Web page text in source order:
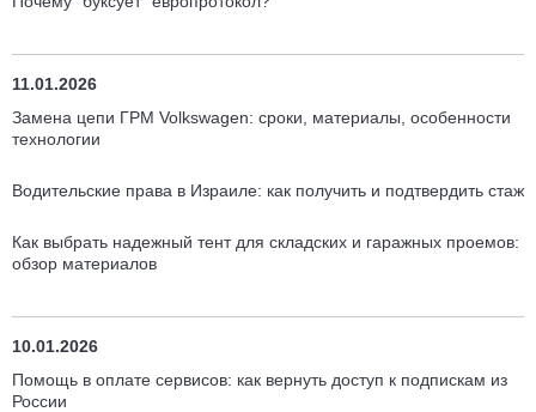
11.01.2026
Замена цепи ГРМ Volkswagen: сроки, материалы, особенности
технологии
Водительские права в Израиле: как получить и подтвердить стаж
Как выбрать надежный тент для складских и гаражных проемов:
обзор материалов
10.01.2026
Помощь в оплате сервисов: как вернуть доступ к подпискам из
России